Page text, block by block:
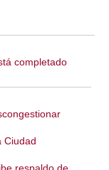
completado
Ciudad